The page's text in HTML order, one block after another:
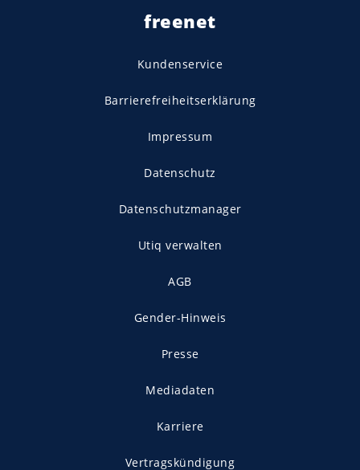
freenet
Kundenservice
Barrierefreiheitserklärung
Impressum
Datenschutz
Datenschutzmanager
Utiq verwalten
AGB
Gender-Hinweis
Presse
Mediadaten
Karriere
Vertragskündigung